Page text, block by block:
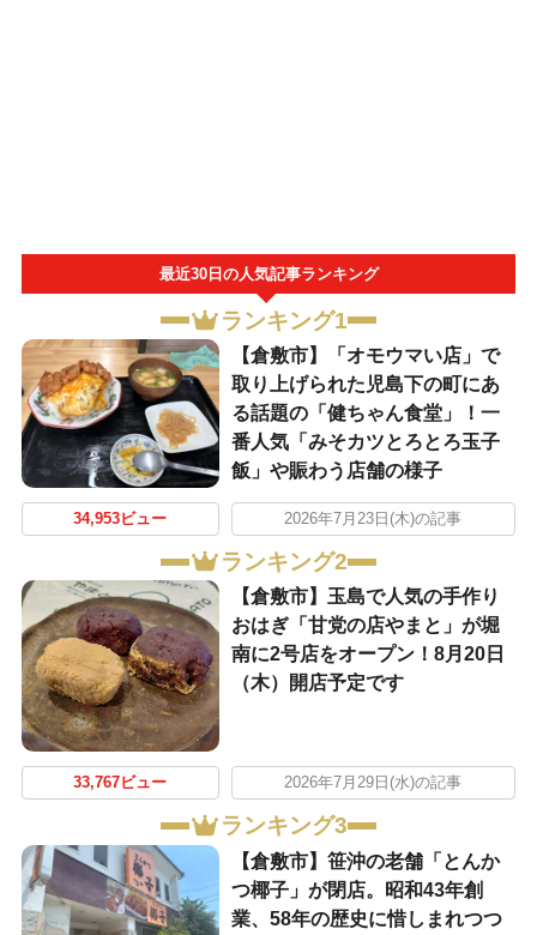
最近30日の人気記事ランキング
ランキング1
【倉敷市】「オモウマい店」で
取り上げられた児島下の町にあ
る話題の「健ちゃん食堂」！一
番人気「みそカツとろとろ玉子
飯」や賑わう店舗の様子
34,953ビュー 2026年7月23日(木)の記事
ランキング2
【倉敷市】玉島で人気の手作り
おはぎ「甘党の店やまと」が堀
南に2号店をオープン！8月20日
（木）開店予定です
33,767ビュー 2026年7月29日(水)の記事
ランキング3
【倉敷市】笹沖の老舗「とんか
つ椰子」が閉店。昭和43年創
業、58年の歴史に惜しまれつつ